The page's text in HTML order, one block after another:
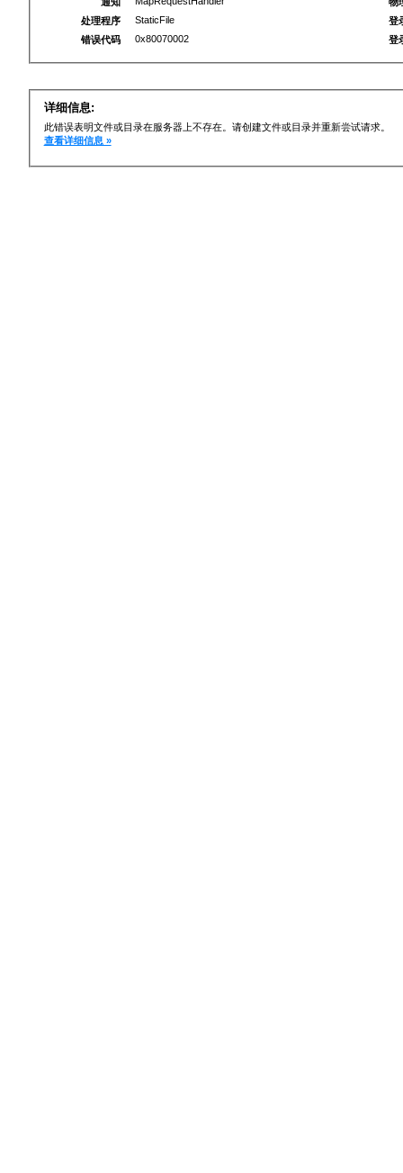
处理程序
StaticFile
错误代码
0x80070002
登
登
详细信息:
此错误表明文件或目录在服务器上不存在。请创建文件或目录并重新尝试请求。
查看详细信息 »